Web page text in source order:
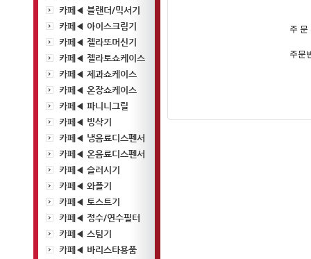
카페◀ 블랜더/믹서기
카페◀ 아이스크림기
카페◀ 젤라또머신기
카페◀ 젤라토쇼케이스
카페◀ 제과쇼케이스
카페◀ 온장쇼케이스
카페◀ 파니니그릴
카페◀ 빙삭기
카페◀ 냉음료디스펜서
카페◀ 온음료디스펜서
카페◀ 슬러시기
카페◀ 와플기
카페◀ 토스트기
카페◀ 정수/연수필터
카페◀ 스팀기
카페◀ 바리스타용품
주 문
주문